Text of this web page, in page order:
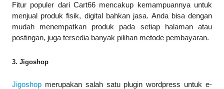
Fitur populer dari Cart66 mencakup kemampuannya untuk
menjual produk fisik, digital bahkan jasa. Anda bisa dengan
mudah menempatkan produk pada setiap halaman atau
postingan, juga tersedia banyak pilihan metode pembayaran.
3. Jigoshop
Jigoshopmerupakan salah satu plugin wordpress untuk e-